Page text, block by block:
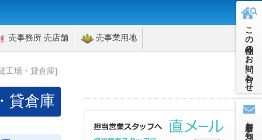
売事務所 売店舗 売事業用地
工場・貸倉庫]
貸倉庫
この物件のお問い合わせ